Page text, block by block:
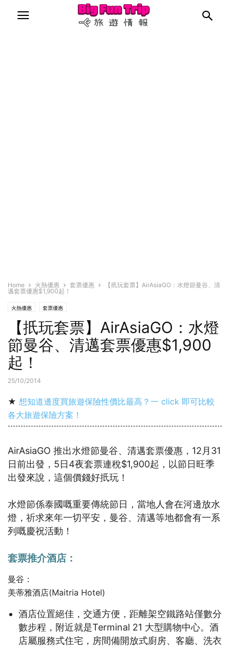
Home 火熱優惠 套票優惠
【扺玩套票】AirAsiaGO：水燈節曼谷、清
邁套票優惠$1,900起！
火熱優惠 套票優惠
【扺玩套票】AirAsiaGO：水燈
節曼谷、清邁套票優惠$1,900
起！
25/10/2014
★ 想知道邊度買旅遊保險性價比最高？一 click 即可比較
各大旅遊保險方案！
AirAsiaGO 推出水燈節曼谷、清邁套票優惠，12月31
日前出發，5日4夜套票連稅$1,900起，以節日旺季
出發來說，這個價錢好扺玩！
水燈節係泰國嘅重要傳統節日，當地人會在河邊放水
燈，祈求來年一切平安，曼谷、清邁等地都會有一系
列嘅慶祝活動！
套票推介酒店：
曼谷：
美蒂雅酒店(Maitria Hotel)
酒店位置絕佳，交通方便，距離架空鐵路站僅數分
數步程，附近就是Terminal 21 大型購物中心。酒
店屬服務式住宅，房間備開放式廚房、客廳、洗衣